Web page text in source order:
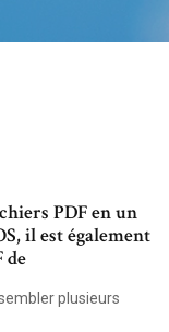
PDF en un
il est également
de
plusieurs